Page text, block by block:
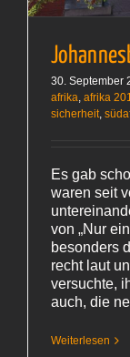
30. September
afrika, afrika
sicherheit,
Es gab
waren seit
von „Nur
besonders
recht laut
versuchte,
auch, die
Weiterlesen